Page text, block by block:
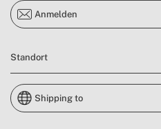
Anmelden
Standort
Shipping to